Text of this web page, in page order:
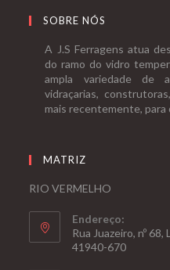
SOBRE NÓS
A J.S Ferragens atua
do ramo do vidro
ampla variedade de
vidraçarias,
mais recentemente, para
MATRIZ
RIO VERMELHO
Endereço:
Rua Juazeiro, nº
41940-670